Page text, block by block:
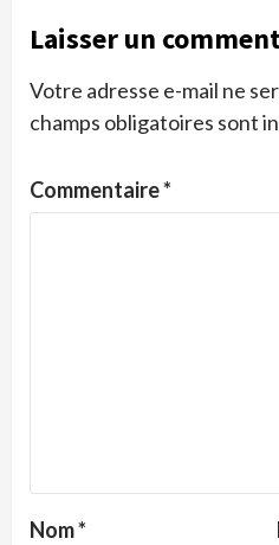
Laisser un
Votre adresse e-mail ne
champs obligatoires sont
Commentaire*
Nom*